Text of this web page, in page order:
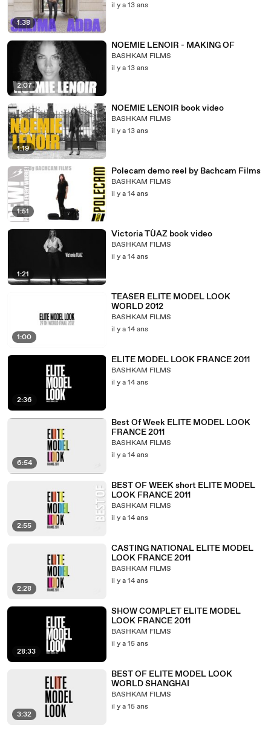
1:38
il y a 13 ans
2:07
NOEMIE LENOIR - MAKING OF
BASHKAM FILMS
il y a 13 ans
1:19
NOEMIE LENOIR book video
BASHKAM FILMS
il y a 13 ans
1:51
Polecam demo reel by Bachcam Films
BASHKAM FILMS
il y a 14 ans
1:21
Victoria TÙAZ book video
BASHKAM FILMS
il y a 14 ans
1:00
TEASER ELITE MODEL LOOK
WORLD 2012
BASHKAM FILMS
il y a 14 ans
2:36
ELITE MODEL LOOK FRANCE 2011
BASHKAM FILMS
il y a 14 ans
6:54
Best Of Week ELITE MODEL LOOK
FRANCE 2011
BASHKAM FILMS
il y a 14 ans
2:55
BEST OF WEEK short ELITE MODEL
LOOK FRANCE 2011
BASHKAM FILMS
il y a 14 ans
2:28
CASTING NATIONAL ELITE MODEL
LOOK FRANCE 2011
BASHKAM FILMS
il y a 14 ans
28:33
SHOW COMPLET ELITE MODEL
LOOK FRANCE 2011
BASHKAM FILMS
il y a 15 ans
3:32
BEST OF ELITE MODEL LOOK
WORLD SHANGHAI
BASHKAM FILMS
il y a 15 ans